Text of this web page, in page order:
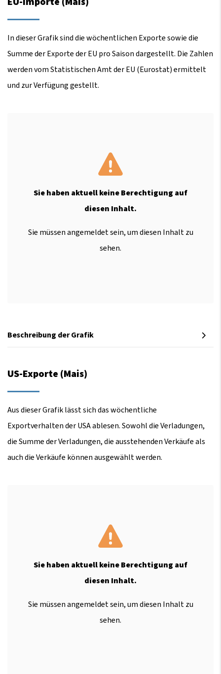
In dieser Grafik sind die wöchentlichen Exporte sowie die
Summe der Exporte der EU pro Saison dargestellt. Die Zahlen
werden vom Statistischen Amt der EU (Eurostat) ermittelt
und zur Verfügung gestellt.
Sie haben aktuell keine Berechtigung auf
diesen Inhalt.
Sie müssen angemeldet sein, um diesen Inhalt zu
sehen.
Beschreibung der Grafik
US-Exporte (Mais)
Aus dieser Grafik lässt sich das wöchentliche
Exportverhalten der USA ablesen. Sowohl die Verladungen,
die Summe der Verladungen, die ausstehenden Verkäufe als
auch die Verkäufe können ausgewählt werden.
Sie haben aktuell keine Berechtigung auf
diesen Inhalt.
Sie müssen angemeldet sein, um diesen Inhalt zu
sehen.